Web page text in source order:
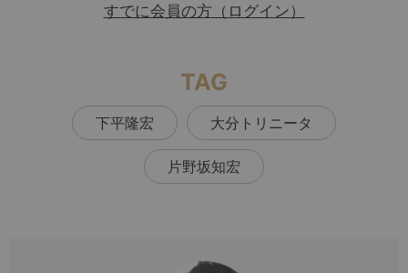
すでに会員の方（ログイン）
TAG
下平隆宏 大分トリニータ
片野坂知宏